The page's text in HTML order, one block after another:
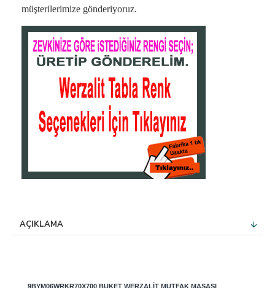
müşterilerimize gönderiyoruz.
AÇIKLAMA
9BYM06WRKR70X700 BUKET WERZALIT MUTFAK MASASI